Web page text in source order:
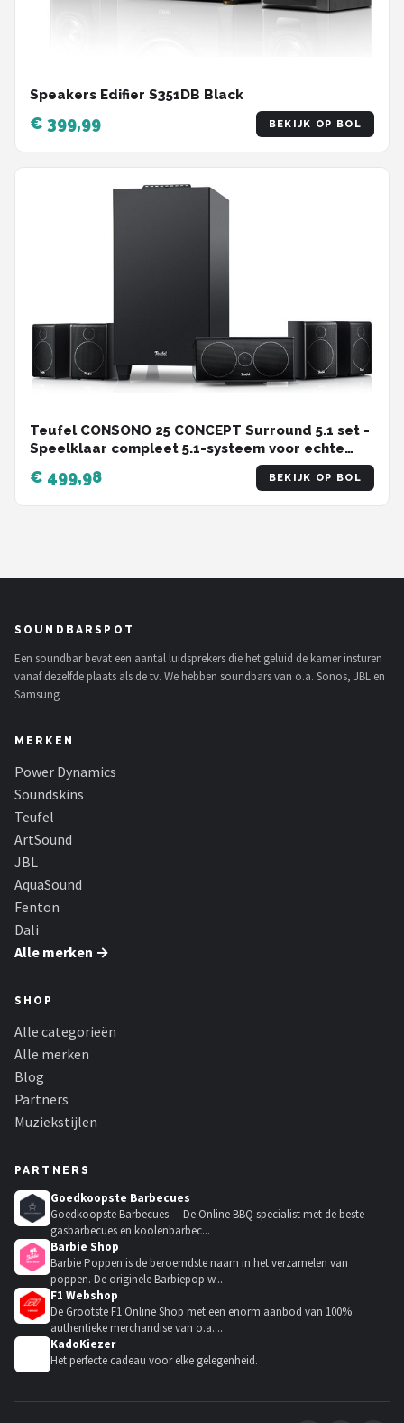
Speakers Edifier S351DB Black
€ 399,99 BEKIJK OP BOL
Teufel CONSONO 25 CONCEPT Surround 5.1 set -
Speelklaar compleet 5.1-systeem voor echte
surround sound - subwoofer met geïntegreerde
AV-ontvanger met Bluetooth 5.0 , zwart
€ 499,98 BEKIJK OP BOL
SOUNDBARSPOT
Een soundbar bevat een aantal luidsprekers die het geluid de kamer insturen
vanaf dezelfde plaats als de tv. We hebben soundbars van o.a. Sonos, JBL en
Samsung
MERKEN
Power Dynamics
Soundskins
Teufel
ArtSound
JBL
AquaSound
Fenton
Dali
Alle merken →
SHOP
Alle categorieën
Alle merken
Blog
Partners
Muziekstijlen
PARTNERS
Goedkoopste Barbecues
Goedkoopste Barbecues — De Online BBQ specialist met de beste
gasbarbecues en koolenbarbec...
Barbie Shop
Barbie Poppen is de beroemdste naam in het verzamelen van
poppen. De originele Barbiepop w...
F1 Webshop
De Grootste F1 Online Shop met een enorm aanbod van 100%
authentieke merchandise van o.a....
KadoKiezer
Het perfecte cadeau voor elke gelegenheid.